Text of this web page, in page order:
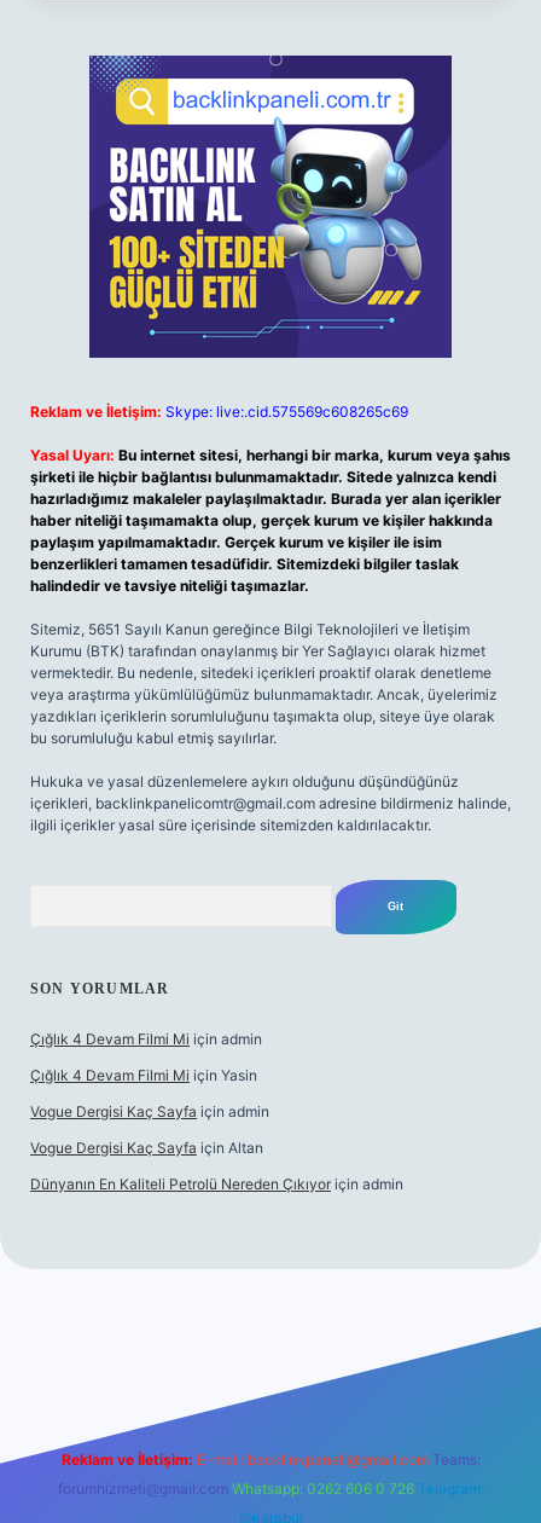
Reklam ve İletişim: Skype: live:.cid.575569c608265c69
Yasal Uyarı: Bu internet sitesi, herhangi bir marka, kurum veya şahıs
şirketi ile hiçbir bağlantısı bulunmamaktadır. Sitede yalnızca kendi
hazırladığımız makaleler paylaşılmaktadır. Burada yer alan içerikler
haber niteliği taşımamakta olup, gerçek kurum ve kişiler hakkında
paylaşım yapılmamaktadır. Gerçek kurum ve kişiler ile isim
benzerlikleri tamamen tesadüfidir. Sitemizdeki bilgiler taslak
halindedir ve tavsiye niteliği taşımazlar.
Sitemiz, 5651 Sayılı Kanun gereğince Bilgi Teknolojileri ve İletişim
Kurumu (BTK) tarafından onaylanmış bir Yer Sağlayıcı olarak hizmet
vermektedir. Bu nedenle, sitedeki içerikleri proaktif olarak denetleme
veya araştırma yükümlülüğümüz bulunmamaktadır. Ancak, üyelerimiz
yazdıkları içeriklerin sorumluluğunu taşımakta olup, siteye üye olarak
bu sorumluluğu kabul etmiş sayılırlar.
Hukuka ve yasal düzenlemelere aykırı olduğunu düşündüğünüz
içerikleri, backlinkpanelicomtr@gmail.com adresine bildirmeniz halinde,
ilgili içerikler yasal süre içerisinde sitemizden kaldırılacaktır.
SON YORUMLAR
Çığlık 4 Devam Filmi Mi için admin
Çığlık 4 Devam Filmi Mi için Yasin
Vogue Dergisi Kaç Sayfa için admin
Vogue Dergisi Kaç Sayfa için Altan
Dünyanın En Kaliteli Petrolü Nereden Çıkıyor için admin
Reklam ve İletişim: E-mail: backlinkpaneli@gmail.com Teams:
forumhizmeti@gmail.com Whatsapp: 0262 606 0 726 Telegram:
@karabul